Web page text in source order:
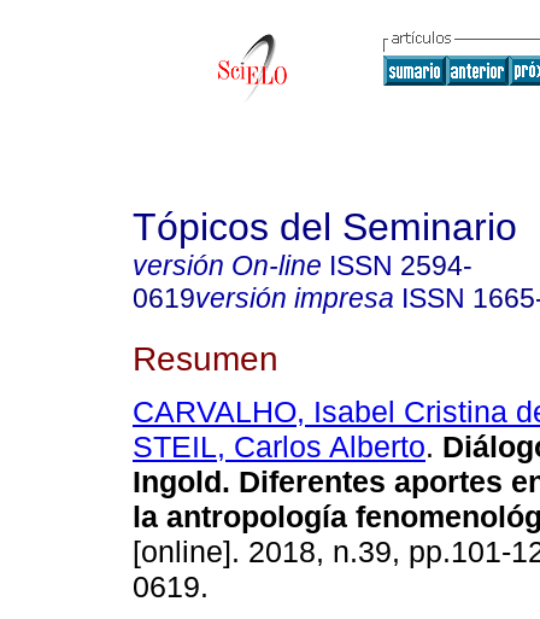
Tópicos del Seminario
versión On-line ISSN 2594-
0619versión impresa ISSN
Resumen
CARVALHO, Isabel Cristina
STEIL, Carlos Alberto.
Ingold. Diferentes aportes
la antropología
[online]. 2018, n.39, pp.101-
0619.